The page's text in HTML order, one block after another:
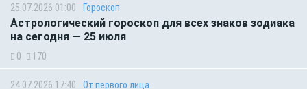
25.07.2026 01:00 Гороскоп
Астрологический гороскоп для всех знаков зодиака
на сегодня — 25 июля
0 170
24.07.2026 17:40 От первого лица